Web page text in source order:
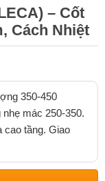
– Cốt
Cách Nhiệt
350-450
mác 250-350.
cao tầng. Giao